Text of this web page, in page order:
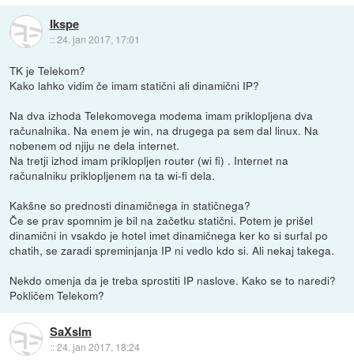
Ikspe
::24. jan 2017, 17:01
TK je Telekom?
Kako lahko vidim če imam statični ali dinamični IP?
Na dva izhoda Telekomovega modema imam priklopljena dva
računalnika. Na enem je win, na drugega pa sem dal linux. Na
nobenem od njiju ne dela internet.
Na tretji izhod imam priklopljen router (wi fi) . Internet na
računalniku priklopljenem na ta wi-fi dela.
Kakšne so prednosti dinamičnega in statičnega?
Če se prav spomnim je bil na začetku statični. Potem je prišel
dinamični in vsakdo je hotel imet dinamičnega ker ko si surfal po
chatih, se zaradi spreminjanja IP ni vedlo kdo si. Ali nekaj takega.
Nekdo omenja da je treba sprostiti IP naslove. Kako se to naredi?
Pokličem Telekom?
SaXsIm
::24. jan 2017, 18:24